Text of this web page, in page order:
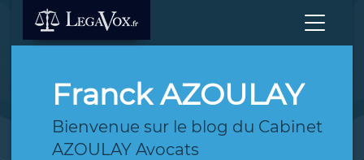
Franck AZOULAY
Bienvenue sur le blog du Cabinet
AZOULAY Avocats